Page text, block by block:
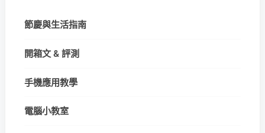
節慶與生活指南
開箱文 & 評測
手機應用教學
電腦小教室